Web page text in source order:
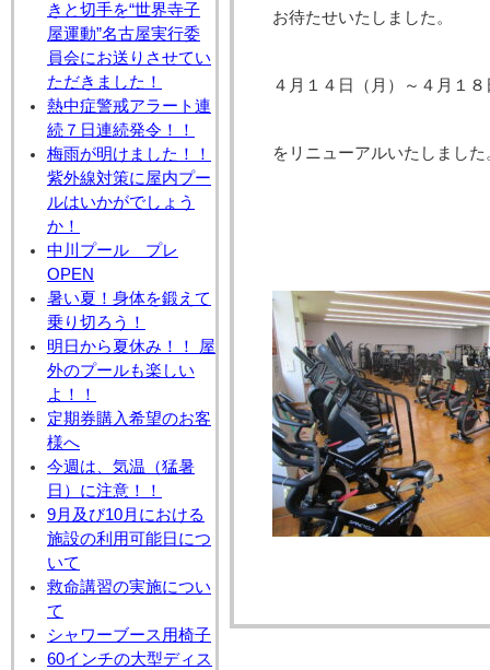
きと切手を“世界寺子
屋運動”名古屋実行委
員会にお送りさせてい
ただきました！
熱中症警戒アラート連
続７日連続発令！！
梅雨が明けました！！
紫外線対策に屋内プー
ルはいかがでしょう
か！
中川プール プレ
OPEN
暑い夏！身体を鍛えて
乗り切ろう！
明日から夏休み！！ 屋
外のプールも楽しい
よ！！
定期券購入希望のお客
様へ
今週は、気温（猛暑
日）に注意！！
9月及び10月における
施設の利用可能日につ
いて
救命講習の実施につい
て
シャワーブース用椅子
60インチの大型ディス
お待たせいたしました。
４月１４日（月）～４月１
をリニューアルいたしまし